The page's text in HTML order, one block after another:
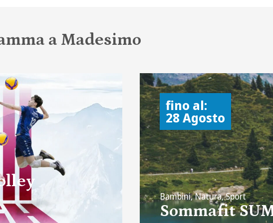
a Madesimo
fino al:
28 Agosto
Bambini, Natura, Sport
Sommafit